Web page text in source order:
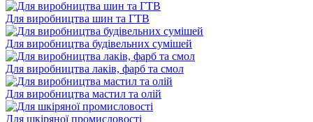
Для виробництва шин та ГТВ
Для виробництва будівельних сумішей
Для виробництва лаків, фарб та смол
Для виробництва мастил та олій
Для шкіряної промисловості